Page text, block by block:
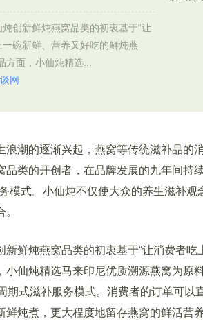
炖创新鲜炖燕窝品类的初衷基于“让
碗新鲜、营养又好吃的鲜炖燕
方面，小仙炖精选...
网
潮的逐渐兴起，燕窝等传统滋补品的
品类的开创者，在品牌发展的九年间持
模式。小仙炖不仅使大众的养生滋补
炖燕窝品类的初衷基于“让消费者吃
小仙炖精选马来印尼优质溯源燕窝为原
期式滋补服务模式。消费者的订单可以
鲜炖煮，更大程度地留存燕窝的鲜活营养